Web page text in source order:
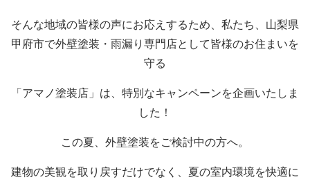
そんな地域の皆様の声にお応えするため、私たち、山梨県
甲府市で外壁塗装・雨漏り専門店として皆様のお住まいを
守る
「アマノ塗装店」は、特別なキャンペーンを企画いたしま
した！
この夏、外壁塗装をご検討中の方へ。
建物の美観を取り戻すだけでなく、夏の室内環境を快適に